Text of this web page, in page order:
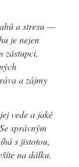
a stresu —
je nejen
zástupci,
a zájmy
vede a jaké
správným
s jistotou,
na dálku.